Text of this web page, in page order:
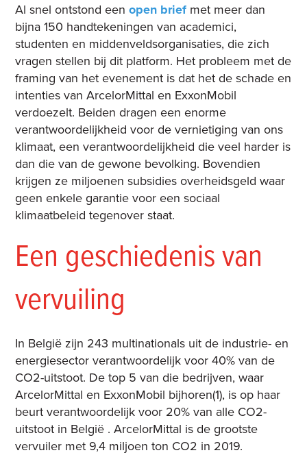
Al snel ontstond een open brief met meer dan
bijna 150 handtekeningen van academici,
studenten en middenveldsorganisaties, die zich
vragen stellen bij dit platform. Het probleem met de
framing van het evenement is dat het de schade en
intenties van ArcelorMittal en ExxonMobil
verdoezelt. Beiden dragen een enorme
verantwoordelijkheid voor de vernietiging van ons
klimaat, een verantwoordelijkheid die veel harder is
dan die van de gewone bevolking. Bovendien
krijgen ze miljoenen subsidies overheidsgeld waar
geen enkele garantie voor een sociaal
klimaatbeleid tegenover staat.
Een geschiedenis van
vervuiling
In België zijn 243 multinationals uit de industrie- en
energiesector verantwoordelijk voor 40% van de
CO2-uitstoot. De top 5 van die bedrijven, waar
ArcelorMittal en ExxonMobil bijhoren(1), is op haar
beurt verantwoordelijk voor 20% van alle CO2-
uitstoot in België . ArcelorMittal is de grootste
vervuiler met 9,4 miljoen ton CO2 in 2019.